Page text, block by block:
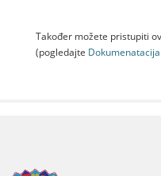
Također možete pristupiti
(pogledajte Dokumenаtаcijа